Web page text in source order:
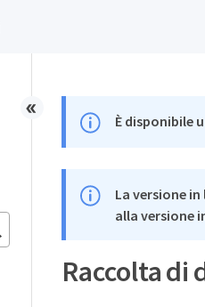
È disponibile
La versione
alla versione
Raccolta